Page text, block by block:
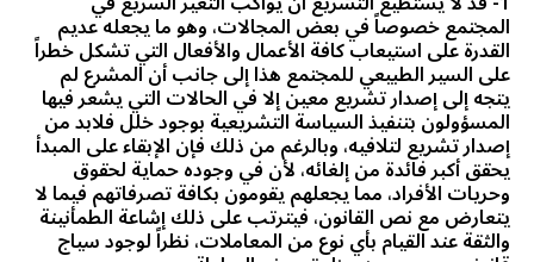
المجتمع خصوصاً في بعض المجالات، وهو ما يجعله عديم
القدرة على استيعاب كافة الأعمال والأفعال التي تشكل خطراً
على السير الطبيعي للمجتمع هذا إلى جانب أن المشرع لم
يتجه إلى إصدار تشريع معين إلا في الحالات التي يشعر فيها
المسؤولون بتنفيذ السياسة التشريعية بوجود خلل فلابد من
إصدار تشريع لتلافيه، وبالرغم من ذلك فإن الإبقاء على المبدأ
يحقق أكبر فائدة من إلغائه، لأن في وجوده حماية لحقوق
وحريات الأفراد، مما يجعلهم يقومون بكافة تصرفاتهم فيما لا
يتعارض مع نص القانون، فيترتب على ذلك إشاعة الطمأنينة
والثقة عند القيام بأي نوع من المعاملات، نظراً لوجود سياج